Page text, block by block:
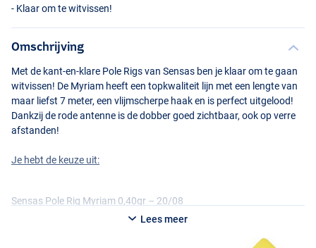
- Klaar om te witvissen!
Omschrijving
Met de kant-en-klare Pole Rigs van Sensas ben je klaar om te gaan
witvissen! De Myriam heeft een topkwaliteit lijn met een lengte van
maar liefst 7 meter, een vlijmscherpe haak en is perfect uitgelood!
Dankzij de rode antenne is de dobber goed zichtbaar, ook op verre
afstanden!
Je hebt de keuze uit:
Sensas Pole Rig Myriam 0,40gr – 20/08
Lees meer